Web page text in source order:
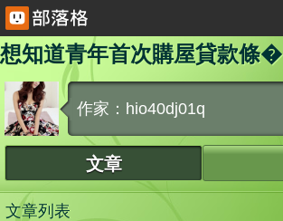
想知道青年首次購屋貸款條�
作家：hio40dj01q
文章
文章列表